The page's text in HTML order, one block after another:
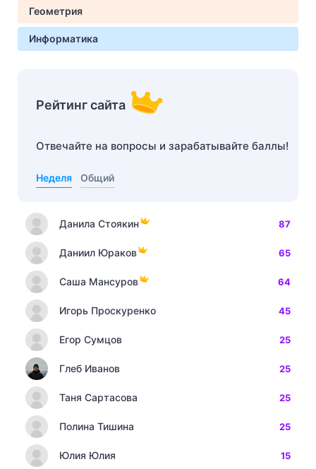
Геометрия
Информатика
Рейтинг сайта
Отвечайте на вопросы и зарабатывайте баллы!
Неделя Общий
Данила Стоякин 87
Даниил Юраков 65
Саша Мансуров 64
Игорь Проскуренко 45
Егор Сумцов 25
Глеб Иванов 25
Таня Сартасова 25
Полина Тишина 25
Юлия Юлия 15